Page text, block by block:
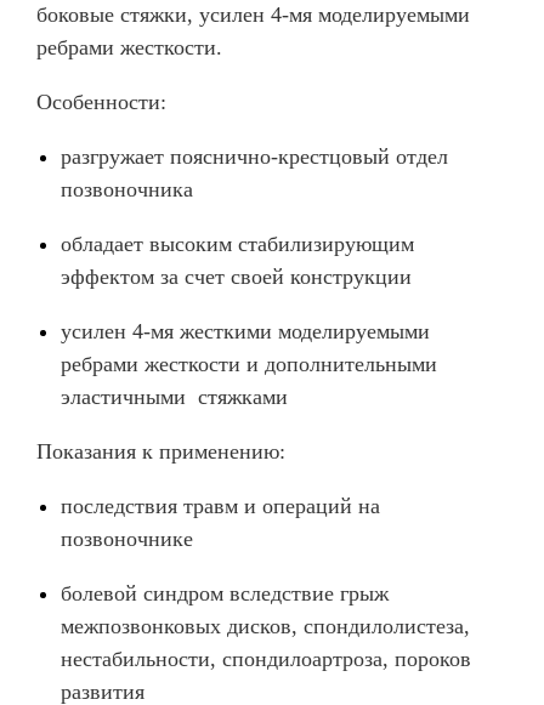
боковые стяжки, усилен 4-мя моделируемыми
ребрами жесткости.
Особенности:
разгружает пояснично-крестцовый отдел
позвоночника
обладает высоким стабилизирующим
эффектом за счет своей конструкции
усилен 4-мя жесткими моделируемыми
ребрами жесткости и дополнительными
эластичными стяжками
Показания к применению:
последствия травм и операций на
позвоночнике
болевой синдром вследствие грыж
межпозвонковых дисков, спондилолистеза,
нестабильности, спондилоартроза, пороков
развития